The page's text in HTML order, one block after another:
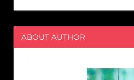
ABOUT AUTHOR